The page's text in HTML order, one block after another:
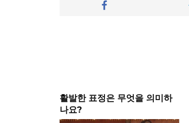
활발한 표정은 무엇을 의미하
나요?